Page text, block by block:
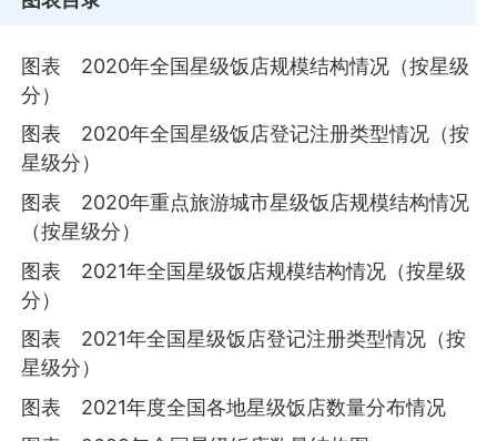
图表 2020年全国星级饭店规模结构情况（按星级
分）
图表 2020年全国星级饭店登记注册类型情况（按
星级分）
图表 2020年重点旅游城市星级饭店规模结构情况
（按星级分）
图表 2021年全国星级饭店规模结构情况（按星级
分）
图表 2021年全国星级饭店登记注册类型情况（按
星级分）
图表 2021年度全国各地星级饭店数量分布情况